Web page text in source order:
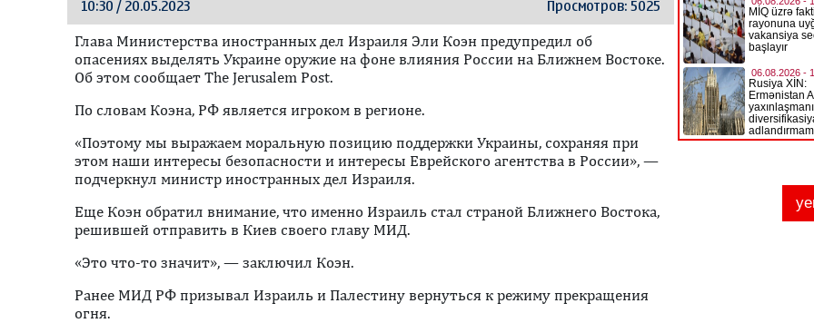
10:30 / 20.05.2023 Просмотров: 5025
Глава Министерства иностранных дел Израиля Эли Коэн предупредил об
опасениях выделять Украине оружие на фоне влияния России на Ближнем Востоке.
Об этом сообщает The Jerusalem Post.
По словам Коэна, РФ является игроком в регионе.
«Поэтому мы выражаем моральную позицию поддержки Украины, сохраняя при
этом наши интересы безопасности и интересы Еврейского агентства в России», —
подчеркнул министр иностранных дел Израиля.
Еще Коэн обратил внимание, что именно Израиль стал страной Ближнего Востока,
решившей отправить в Киев своего главу МИД.
«Это что-то значит», — заключил Коэн.
Ранее МИД РФ призывал Израиль и Палестину вернуться к режиму прекращения
огня.